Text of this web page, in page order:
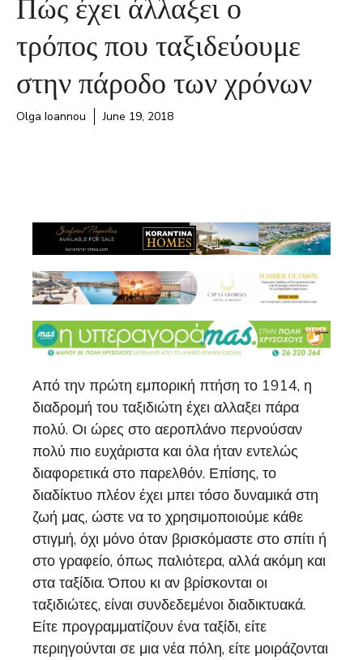
τρόπος που ταξιδεύουμε
στην πάροδο των χρόνων
Olga Ioannou June 19, 2018
Από την πρώτη εμπορική πτήση το 1914, η
διαδρομή του ταξιδιώτη έχει αλλαξει πάρα
πολύ. Οι ώρες στο αεροπλάνο περνούσαν
πολύ πιο ευχάριστα και όλα ήταν εντελώς
διαφορετικά στο παρελθόν. Επίσης, το
διαδίκτυο πλέον έχει μπει τόσο δυναμικά στη
ζωή μας, ώστε να το χρησιμοποιούμε κάθε
στιγμή, όχι μόνο όταν βρισκόμαστε στο σπίτι ή
στο γραφείο, όπως παλιότερα, αλλά ακόμη και
στα ταξίδια. Όπου κι αν βρίσκονται οι
ταξιδιώτες, είναι συνδεδεμένοι διαδικτυακά.
Είτε προγραμματίζουν ένα ταξίδι, είτε
περιηγούνται σε μια νέα πόλη, είτε μοιράζονται